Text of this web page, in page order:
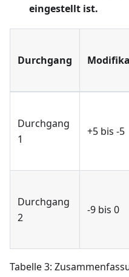
eingestellt ist.
Durchgang
Durchgang
1
+5 bis -5
Durchgang
2
-9 bis 0
Tabelle 3: